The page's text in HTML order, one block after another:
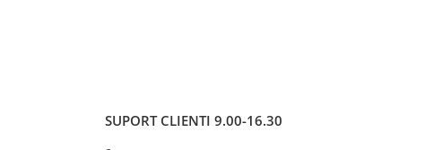
SUPORT CLIENTI 9.00-16.30